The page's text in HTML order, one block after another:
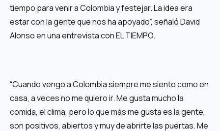
tiempo para venir a Colombia y festejar. La idea era
estar con la gente que nos ha apoyado”, señaló David
Alonso en una entrevista con EL TIEMPO.
“Cuando vengo a Colombia siempre me siento como en
casa, a veces no me quiero ir. Me gusta mucho la
comida, el clima, pero lo que más me gusta es la gente,
son positivos, abiertos y muy de abrirte las puertas. Me